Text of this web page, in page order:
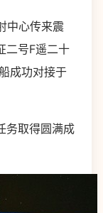
中心传来震
二号F遥二十
成功对接于
取得圆满成